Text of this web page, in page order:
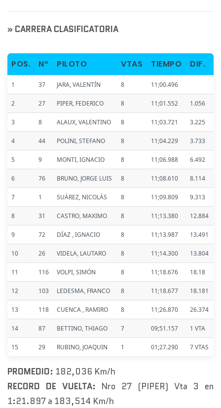
» CARRERA CLASIFICATORIA
POS. Nº PILOTO VTAS TIEMPO DIF.
1 37 JARA, VALENTÍN 8 11;00.496
2 27 PIPER, FEDERICO 8 11;01.552 1.056
3 8 ALAUX, VALENTINO 8 11;03.721 3.225
4 44 POLINI, STEFANO 8 11;04.229 3.733
5 9 MONTI, IGNACIO 8 11;06.988 6.492
6 76 BRUNO, JORGE LUIS 8 11;08.610 8.114
7 1 SUÁREZ, NICOLÁS 8 11;09.809 9.313
8 31 CASTRO, MAXIMO 8 11;13.380 12.884
9 72 DÍAZ , IGNACIO 8 11;13.987 13.491
10 26 VIDELA, LAUTARO 8 11;14.300 13.804
11 116 VOLPI, SIMÓN 8 11;18.676 18.18
12 103 LEDESMA, FRANCO 8 11;18.677 18.181
13 118 CUENCA , RAMIRO 8 11;26.870 26.374
14 87 BETTINO, THIAGO 7 09;51.157 1 VTA
15 29 RUBINO, JOAQUIN 1 01;27.290 7 VTAS
PROMEDIO: 182,036 Km/h
RECORD DE VUELTA: Nro 27 (PIPER) Vta 3 en
1:21.897 a 183,514 Km/h